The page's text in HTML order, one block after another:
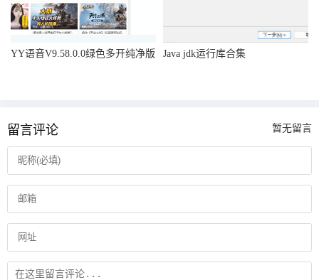
YY语音V9.58.0.0绿色多开纯净版 Java jdk运行库合集
留言评论 暂无留言